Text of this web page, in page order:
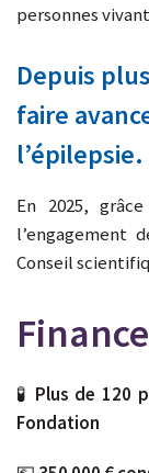
personnes
Depuis
faire
l’épilepsie.
En 2025,
l’engagement
Conseil
🧪 Plus de 120
Fondation